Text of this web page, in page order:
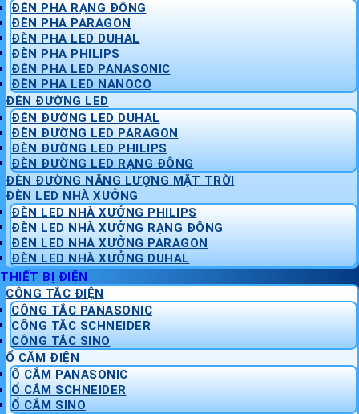
ĐÈN PHA RẠNG ĐÔNG
ĐÈN PHA PARAGON
ĐÈN PHA LED DUHAL
ĐÈN PHA PHILIPS
ĐÈN PHA LED PANASONIC
ĐÈN PHA LED NANOCO
ĐÈN ĐƯỜNG LED
ĐÈN ĐƯỜNG LED DUHAL
ĐÈN ĐƯỜNG LED PARAGON
ĐÈN ĐƯỜNG LED PHILIPS
ĐÈN ĐƯỜNG LED RẠNG ĐÔNG
ĐÈN ĐƯỜNG NĂNG LƯỢNG MẶT TRỜI
ĐÈN LED NHÀ XƯỞNG
ĐÈN LED NHÀ XƯỞNG PHILIPS
ĐÈN LED NHÀ XƯỞNG RẠNG ĐÔNG
ĐÈN LED NHÀ XƯỞNG PARAGON
ĐÈN LED NHÀ XƯỞNG DUHAL
THIẾT BỊ ĐIỆN
CÔNG TẮC ĐIỆN
CÔNG TẮC PANASONIC
CÔNG TẮC SCHNEIDER
CÔNG TẮC SINO
Ổ CẮM ĐIỆN
Ổ CẮM PANASONIC
Ổ CẮM SCHNEIDER
Ổ CẮM SINO